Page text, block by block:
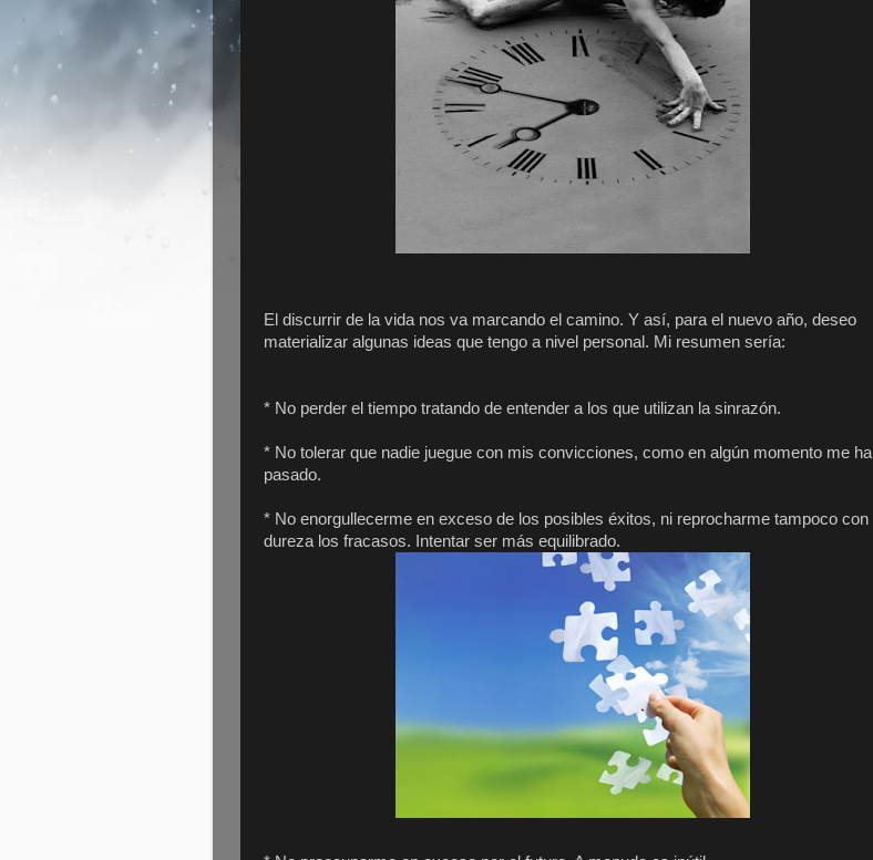
El discurrir de la vida nos va marcando el camino. Y así, para el nuevo año, deseo
materializar algunas ideas que tengo a nivel personal. Mi resumen sería:
* No perder el tiempo tratando de entender a los que utilizan la sinrazón.
* No tolerar que nadie juegue con mis convicciones, como en algún momento me ha
pasado.
* No enorgullecerme en exceso de los posibles éxitos, ni reprocharme tampoco con
dureza los fracasos. Intentar ser más equilibrado.